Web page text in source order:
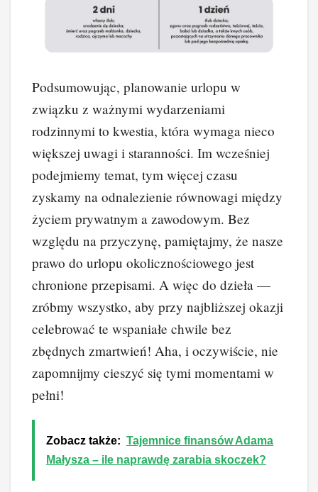
Podsumowując, planowanie urlopu w
związku z ważnymi wydarzeniami
rodzinnymi to kwestia, która wymaga nieco
większej uwagi i staranności. Im wcześniej
podejmiemy temat, tym więcej czasu
zyskamy na odnalezienie równowagi między
życiem prywatnym a zawodowym. Bez
względu na przyczynę, pamiętajmy, że nasze
prawo do urlopu okolicznościowego jest
chronione przepisami. A więc do dzieła —
zróbmy wszystko, aby przy najbliższej okazji
celebrować te wspaniałe chwile bez
zbędnych zmartwień! Aha, i oczywiście, nie
zapomnijmy cieszyć się tymi momentami w
pełni!
Zobacz także: Tajemnice finansów Adama
Małysza – ile naprawdę zarabia skoczek?